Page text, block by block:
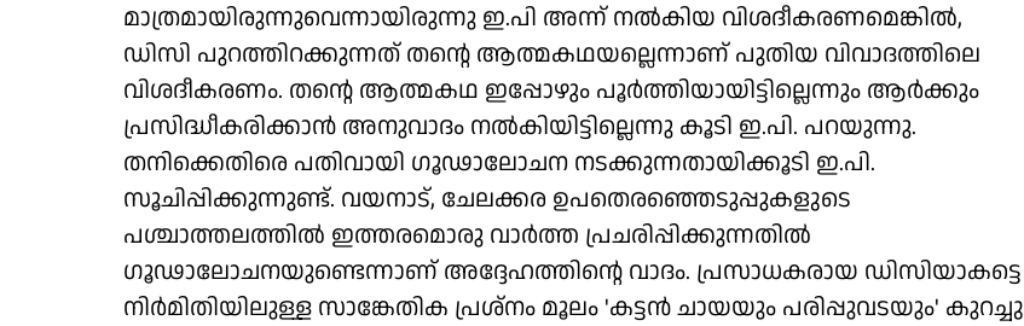
മാത്രമായിരുന്നുവെന്നായിരുന്നു ഇ.പി അന്ന് നല്‍കിയ വിശദീകരണമെങ്കില്‍,
ഡിസി പുറത്തിറക്കുന്നത് തന്റെ ആത്മകഥയല്ലെന്നാണ് പുതിയ വിവാദത്തിലെ
വിശദീകരണം. തന്റെ ആത്മകഥ ഇപ്പോഴും പൂര്‍ത്തിയായിട്ടില്ലെന്നും ആര്‍ക്കും
പ്രസിദ്ധീകരിക്കാന്‍ അനുവാദം നല്‍കിയിട്ടില്ലെന്നു കൂടി ഇ.പി. പറയുന്നു.
തനിക്കെതിരെ പതിവായി ഗൂഢാലോചന നടക്കുന്നതായിക്കൂടി ഇ.പി.
സൂചിപ്പിക്കുന്നുണ്ട്. വയനാട്, ചേലക്കര ഉപതെരഞ്ഞെടുപ്പുകളുടെ
പശ്ചാത്തലത്തില്‍ ഇത്തരമൊരു വാര്‍ത്ത പ്രചരിപ്പിക്കുന്നതില്‍
ഗൂഢാലോചനയുണ്ടെന്നാണ് അദ്ദേഹത്തിന്റെ വാദം. പ്രസാധകരായ ഡിസിയാകട്ടെ
നിര്‍മിതിയിലുള്ള സാങ്കേതിക പ്രശ്‌നം മൂലം 'കട്ടന്‍ ചായയും പരിപ്പുവടയും' കുറച്ചു